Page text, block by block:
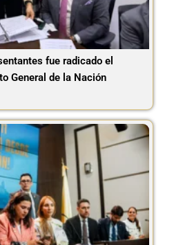
fue radicado el
General de la Nación